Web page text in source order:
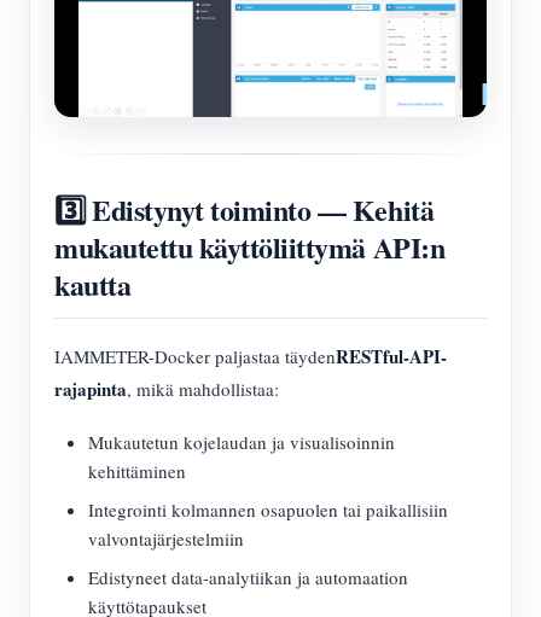
3️⃣ Edistynyt toiminto — Kehitä
mukautettu käyttöliittymä API:n
kautta
IAMMETER-Docker paljastaa täydenRESTful-API-
rajapinta, mikä mahdollistaa:
Mukautetun kojelaudan ja visualisoinnin
kehittäminen
Integrointi kolmannen osapuolen tai paikallisiin
valvontajärjestelmiin
Edistyneet data-analytiikan ja automaation
käyttötapaukset